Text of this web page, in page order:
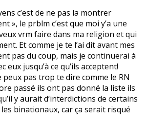
c’est de ne pas la montrer
», le prblm c’est que moi y’a une
vrm faire dans ma religion et qui
Et comme je te l’ai dit avant mes
pas du coup, mais je continuerai à
eux jusqu’à ce qu’ils acceptent!
peux pas trop te dire comme le RN
passé ils ont pas donné la liste ils
y aurait d’interdictions de certains
binationaux, car ça serait risqué